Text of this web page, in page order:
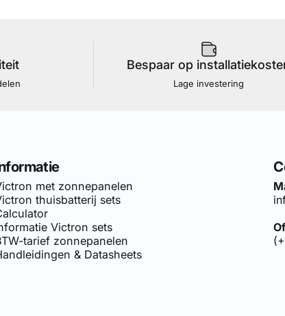
Bespaar op
Lage investering
met zonnepanelen
thuisbatterij sets
Victron sets
tarief zonnepanelen
& Datasheets